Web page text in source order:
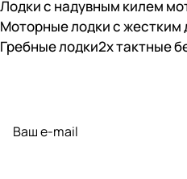
Совместимость с бензомотором ?
✔️
Наличие транцевых накладок ?
Лодки с надувным килем
Моторные лодки с
Гребные лодки2х тактные